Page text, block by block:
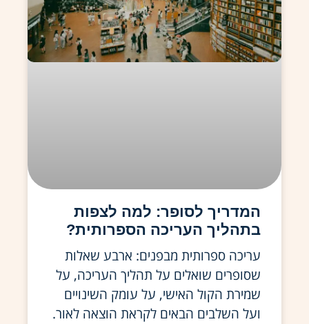
המדריך לסופר: למה לצפות
בתהליך העריכה הספרותית?
עריכה ספרותית מבפנים: ארבע שאלות
שסופרים שואלים על תהליך העריכה, על
שמירת הקול האישי, על עומק השינויים
ועל השלבים הבאים לקראת הוצאה לאור.